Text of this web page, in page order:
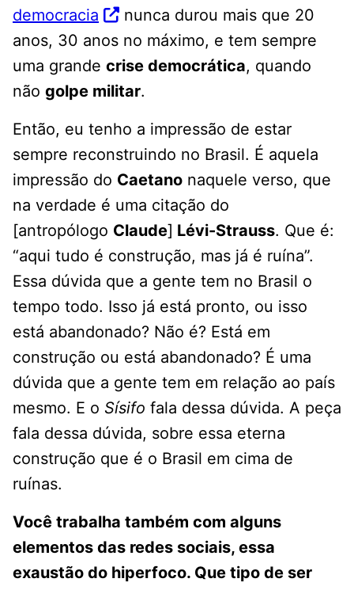
democracia
nunca durou mais que 20
anos, 30 anos no máximo, e tem sempre
uma grande crise democrática, quando
não golpe militar.
Então, eu tenho a impressão de estar
sempre reconstruindo no Brasil. É aquela
impressão do Caetano naquele verso, que
na verdade é uma citação do
[antropólogo Claude] Lévi-Strauss. Que é:
“aqui tudo é construção, mas já é ruína”.
Essa dúvida que a gente tem no Brasil o
tempo todo. Isso já está pronto, ou isso
está abandonado? Não é? Está em
construção ou está abandonado? É uma
dúvida que a gente tem em relação ao país
mesmo. E o Sísifo fala dessa dúvida. A peça
fala dessa dúvida, sobre essa eterna
construção que é o Brasil em cima de
ruínas.
Você trabalha também com alguns
elementos das redes sociais, essa
exaustão do hiperfoco. Que tipo de ser